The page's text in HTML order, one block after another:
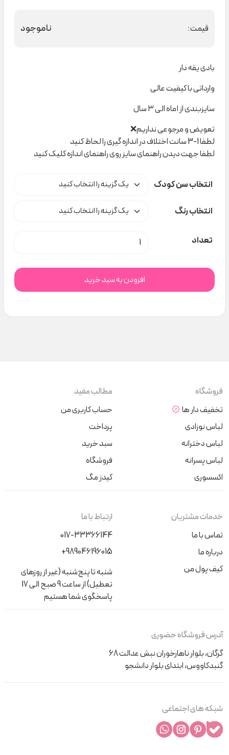
قیمت: ناموجود
بادی یقه دار
وارداتی با کیفیت عالی
سایزبندی از ۱ماه الی ۳ سال
تعویض و مرجوعی نداریم❌
لطفا 1-3 سانت اختلاف در اندازه گیری را لحاظ کنید
لطفا جهت دیدن راهنمای سایز روی راهنمای اندازه کلیک کنید
انتخاب سن کودک
انتخاب رنگ
تعداد بادی یقه دار H&M کد H000644 عدد
افزودن به سبد خرید
فروشگاه
تخفیف دار ها
لباس نوزادی
لباس دخترانه
لباس پسرانه
اکسسوری
مطالب مفید
حساب کاربری من
پرداخت
سبد خرید
فروشگاه
کیدز مگ
خدمات مشتریان
تماس با ما
درباره ما
کیف پول من
ارتباط با ما
017-33366144
+989046196015
شنبه تا پنج‌شنبه (غیر از روزهای
تعطیل) از ساعت 9 صبح الی 17
پاسخگوی شما هستیم
آدرس فروشگاه حضوری
گرگان، بلوار ناهارخوران نبش عدالت 68
گنبدکاووس، ابتدای بلوار دانشجو
شبکه های اجتماعی